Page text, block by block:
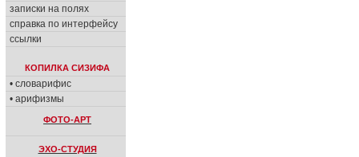
записки на полях
справка по интерфейсу
ссылки
КОПИЛКА СИЗИФА
• словарифис
• арифизмы
ФОТО-АРТ
ЭХО-СТУДИЯ